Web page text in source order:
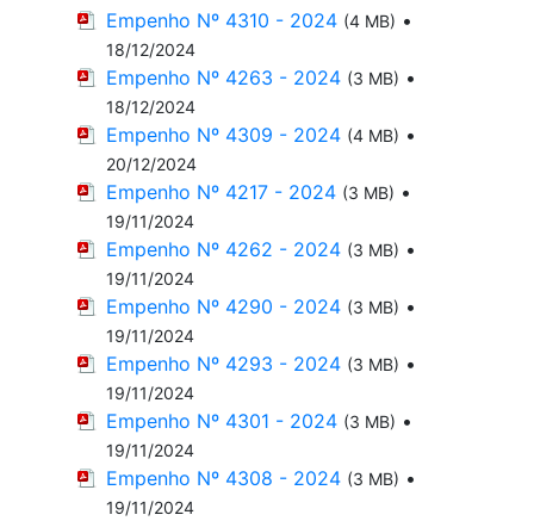
Empenho Nº 4310 - 2024 (4 MB) •
18/12/2024
Empenho Nº 4263 - 2024 (3 MB) •
18/12/2024
Empenho Nº 4309 - 2024 (4 MB) •
20/12/2024
Empenho Nº 4217 - 2024 (3 MB) •
19/11/2024
Empenho Nº 4262 - 2024 (3 MB) •
19/11/2024
Empenho Nº 4290 - 2024 (3 MB) •
19/11/2024
Empenho Nº 4293 - 2024 (3 MB) •
19/11/2024
Empenho Nº 4301 - 2024 (3 MB) •
19/11/2024
Empenho Nº 4308 - 2024 (3 MB) •
19/11/2024